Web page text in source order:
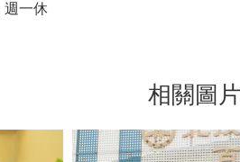
週一休
相關圖片